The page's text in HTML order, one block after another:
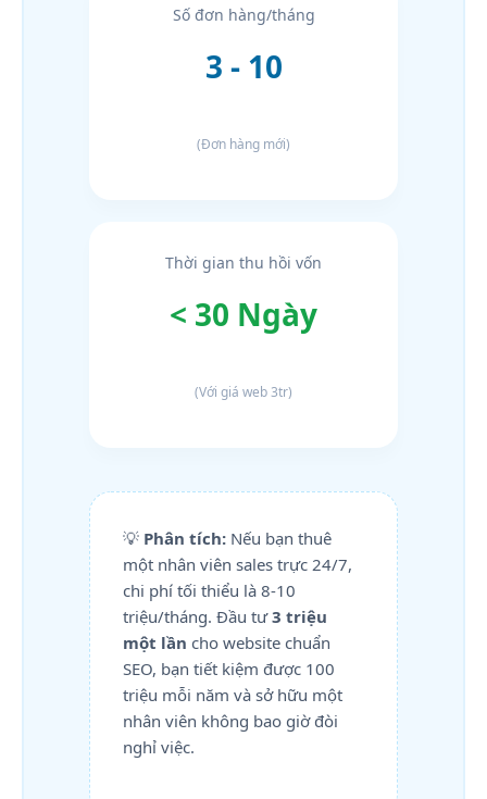
Số đơn hàng/tháng
3 - 10
(Đơn hàng mới)
Thời gian thu hồi vốn
< 30 Ngày
(Với giá web 3tr)
💡 Phân tích: Nếu bạn thuê
một nhân viên sales trực 24/7,
chi phí tối thiểu là 8-10
triệu/tháng. Đầu tư3 triệu
một lần cho website chuẩn
SEO, bạn tiết kiệm được 100
triệu mỗi năm và sở hữu một
nhân viên không bao giờ đòi
nghỉ việc.